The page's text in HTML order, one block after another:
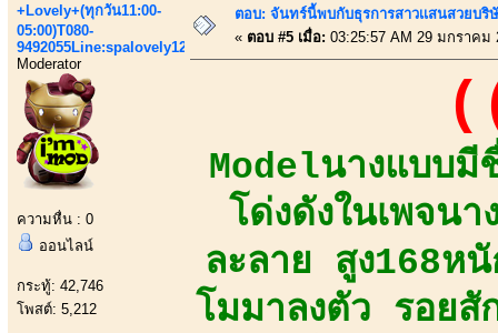
+Lovely+(ทุกวัน11:00-
05:00)T080-
9492055Line:spalovely123
Moderator
ความหื่น : 0
ออนไลน์
กระทู้: 42,746
โพสต์: 5,212
ตอบ: จันทร์นี้พบกับธุรการสาวเเสนสวยบ
« ตอบ #5 เมื่อ: 03:25:57 AM 29 มกราคม
Modelนางแบบมี
โด่งดังในเพจน
ละลาย สูง168ห
โมมาลงตัว รอยสั